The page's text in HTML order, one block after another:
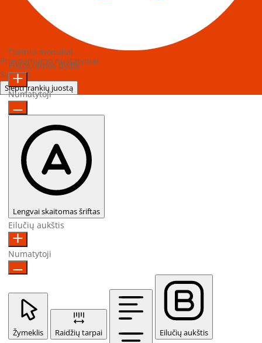
Prieinamumo nustatymai
Sukurta
Slėpti įrankių juostą
Turinio moduliai
Piktogramos dydis
Numatytoji
Lengvai skaitomas šriftas
Eilučių aukštis
Numatytoji
Žymeklis Raidžių tarpai Eilučių aukštis